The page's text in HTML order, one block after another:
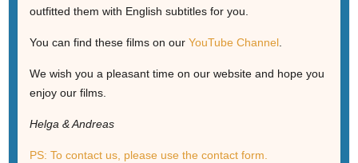
outfitted them with English subtitles for you.
You can find these films on our YouTube Channel.
We wish you a pleasant time on our website and hope you
enjoy our films.
Helga & Andreas
PS: To contact us, please use the contact form.